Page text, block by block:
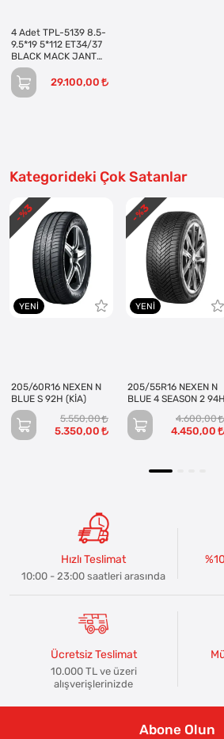
4 Adet TPL-5139 8.5-
9.5*19 5*112 ET34/37
BLACK MACK JANT
REVİZE EDİLMİŞ
(Takım)
29.100,00
Kategorideki Çok Satanlar
YENI
205/60R16 NEXEN N
BLUE S 92H (KİA)
5.550,00
5.350,00
- %
3
YENI
205/55R16 NEXEN N
BLUE 4 SEASON 2 94H
4.600,00
4.450,00
- %
3
Hızlı Teslimat
10:00 - 23:00 saatleri arasında
Ücretsiz Teslimat
10.000 TL ve üzeri
alışverişlerinizde
Abone Olun